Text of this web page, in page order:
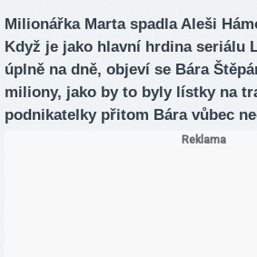
Milionářka Marta spadla Aleši
Když je jako hlavní hrdina seriálu
úplně na dně, objeví se Bára
miliony, jako by to byly lístky na
podnikatelky přitom Bára vůbec